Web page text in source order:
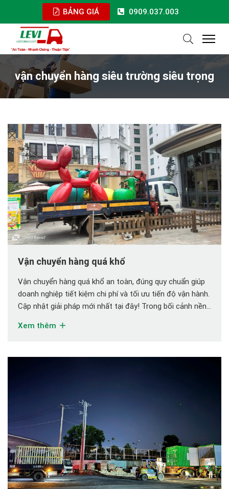
BẢNG GIÁ 0909.037.003
vận chuyển hàng siêu trường siêu trọng
Vận chuyển hàng quá khổ
Vận chuyển hàng quá khổ an toàn, đúng quy chuẩn giúp
doanh nghiệp tiết kiệm chi phí và tối ưu tiến độ vận hành.
Cập nhật giải pháp mới nhất tại đây! Trong bối cảnh nền
xây dựng, cơ khí, năng lượng, logistics… ngày […]
Xem thêm